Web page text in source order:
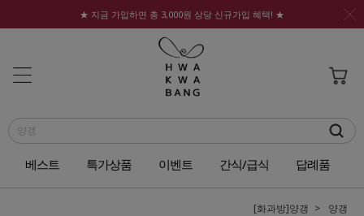
★ 지금 가입하면 총 3,000원 상당 신규가입 혜택! ★
베스트 특가상품 이벤트 간식/급식 답례품
[화과방]양갱 양갱